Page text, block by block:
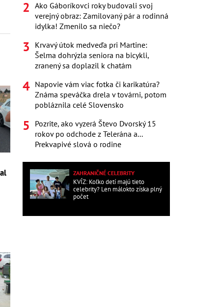
Ako Gáboríkovci roky budovali svoj
verejný obraz: Zamilovaný pár a rodinná
idylka! Zmenilo sa niečo?
Krvavý útok medveďa pri Martine:
Šelma dohrýzla seniora na bicykli,
zranený sa doplazil k chatám
Napovie vám viac fotka či karikatúra?
Známa speváčka drela v továrni, potom
pobláznila celé Slovensko
Pozrite, ako vyzerá Števo Dvorský 15
rokov po odchode z Telerána a...
Prekvapivé slová o rodine
ZAHRANIČNÉ CELEBRITY
KVÍZ: Koľko detí majú tieto
celebrity? Len málokto získa plný
počet